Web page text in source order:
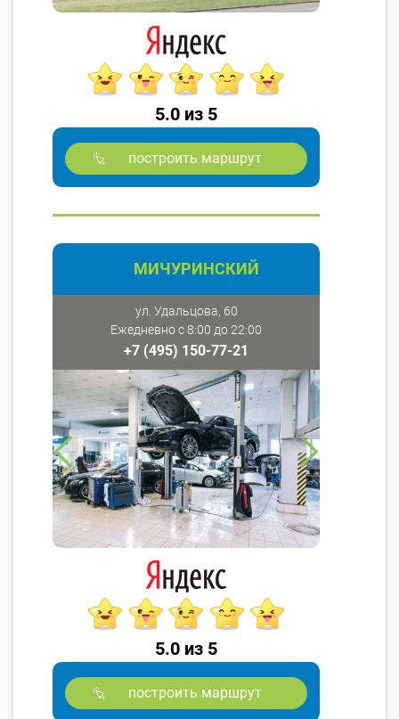
5.0 из 5
построить маршрут
МИЧУРИНСКИЙ
ул. Удальцова, 60
Ежедневно с 8:00 до 22:00
+7 (495) 150-77-21
5.0 из 5
построить маршрут